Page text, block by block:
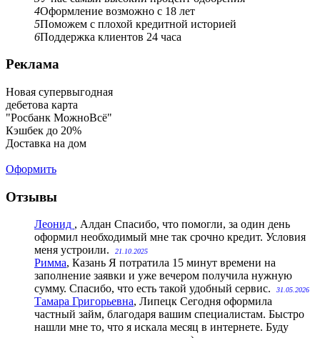
4Оформление возможно с 18 лет
5Поможем с плохой кредитной историей
6Поддержка клиентов 24 часа
Реклама
Новая супервыгодная
дебетова карта
"Росбанк МожноВсё"
Кэшбек до 20%
Доставка на дом
Оформить
Отзывы
Леонид , Алдан Спасибо, что помогли, за один день
оформил необходимый мне так срочно кредит. Условия
меня устроили.
21.10.2025
Римма, Казань Я потратила 15 минут времени на
заполнение заявки и уже вечером получила нужную
сумму. Спасибо, что есть такой удобный сервис.
31.05.2026
Тамара Григорьевна, Липецк Сегодня оформила
частный займ, благодаря вашим специалистам. Быстро
нашли мне то, что я искала месяц в интернете. Буду